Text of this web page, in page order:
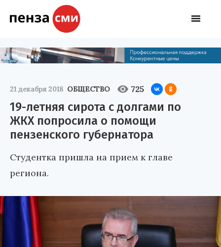
21 декабря 2018 ОБЩЕСТВО 725
19-летняя сирота с долгами по
ЖКХ попросила о помощи
пензенского губернатора
Студентка пришла на прием к главе
региона.